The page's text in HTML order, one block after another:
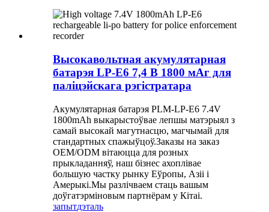
Высокавольтная акумулятарная
батарэя LP-E6 7,4 В 1800 мАг для
паліцэйскага рэгістратара
Акумулятарная батарэя PLM-LP-E6 7.4V
1800mAh выкарыстоўвае лепшы матэрыял з
самай высокай магутнасцю, магчымай для
стандартных спажыўцоў.Заказы на заказ
OEM/ODM вітаюцца для розных
прыкладанняў, наш бізнес ахоплівае
большую частку рынку Еўропы, Азіі і
Амерыкі.Мы разлічваем стаць вашым
доўгатэрміновым партнёрам у Кітаі.
запытдэталь